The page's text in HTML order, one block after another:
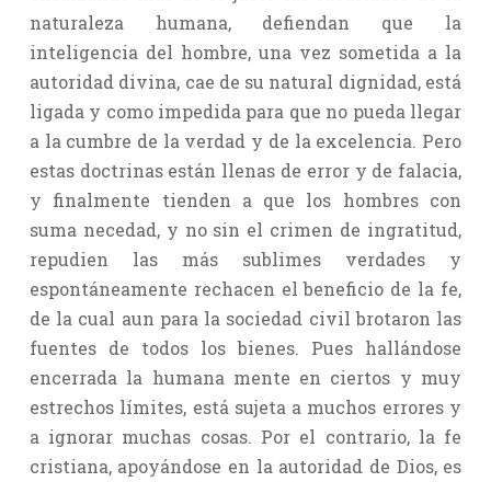
naturaleza humana, defiendan que la
inteligencia del hombre, una vez sometida a la
autoridad divina, cae de su natural dignidad, está
ligada y como impedida para que no pueda llegar
a la cumbre de la verdad y de la excelencia. Pero
estas doctrinas están llenas de error y de falacia,
y finalmente tienden a que los hombres con
suma necedad, y no sin el crimen de ingratitud,
repudien las más sublimes verdades y
espontáneamente rechacen el beneficio de la fe,
de la cual aun para la sociedad civil brotaron las
fuentes de todos los bienes. Pues hallándose
encerrada la humana mente en ciertos y muy
estrechos límites, está sujeta a muchos errores y
a ignorar muchas cosas. Por el contrario, la fe
cristiana, apoyándose en la autoridad de Dios, es